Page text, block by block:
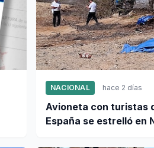
NACIONAL hace 2 días
Avioneta con turistas
España se estrelló en